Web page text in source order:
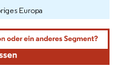
Europa